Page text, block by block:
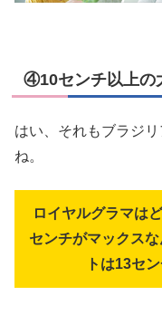
④10センチ以上の
はい、それもブラジ
ね。
ロイヤルグラマは
センチがマックス
トは13セ